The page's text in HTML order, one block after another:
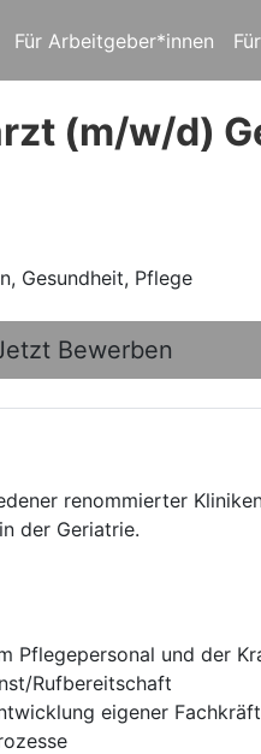
Für Arbeitgeber*innen
(m/w/d)
Gesundheit, Pflege
Bewerben
renommierter
der Geriatrie.
Pflegepersonal und der
Rufbereitschaft
eigener